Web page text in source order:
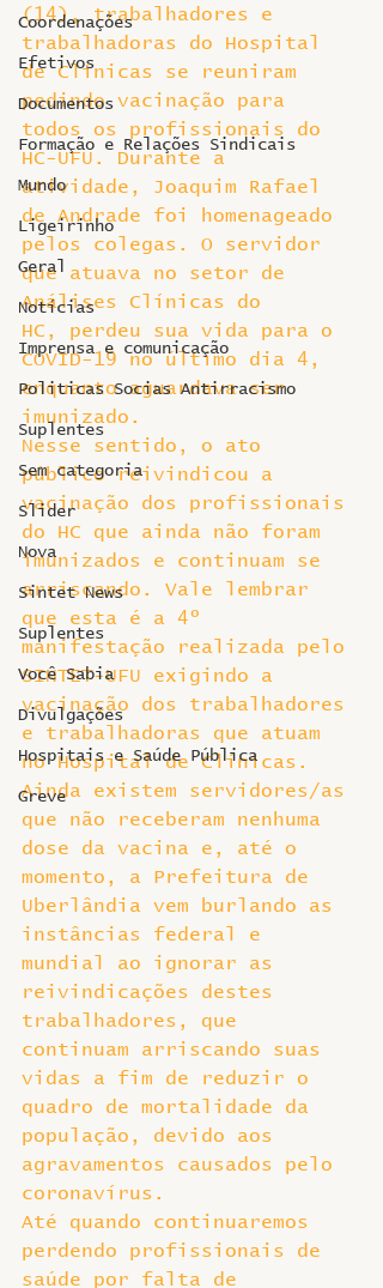
Coordenações
Efetivos
Documentos
Formação e Relações Sindicais
Mundo
Ligeirinho
Geral
Notícias
Imprensa e comunicação
Politicas Socias Antirracismo
Suplentes
Sem categoria
Slider
Nova
Sintet News
Suplentes
Você Sabia
Divulgações
Hospitais e Saúde Pública
Greve
(14), trabalhadores e
trabalhadoras do Hospital
de Clínicas se reuniram
pedindo vacinação para
todos os profissionais do
HC-UFU. Durante a
atividade, Joaquim Rafael
de Andrade foi homenageado
pelos colegas. O servidor
que atuava no setor de
Análises Clínicas do
HC, perdeu sua vida para o
COVID-19 no último dia 4,
enquanto aguardava ser
imunizado.
Nesse sentido, o ato
público reivindicou a
vacinação dos profissionais
do HC que ainda não foram
imunizados e continuam se
arriscando. Vale lembrar
que esta é a 4º
manifestação realizada pelo
SINTET-UFU exigindo a
vacinação dos trabalhadores
e trabalhadoras que atuam
no Hospital de Clínicas.
Ainda existem servidores/as
que não receberam nenhuma
dose da vacina e, até o
momento, a Prefeitura de
Uberlândia vem burlando as
instâncias federal e
mundial ao ignorar as
reivindicações destes
trabalhadores, que
continuam arriscando suas
vidas a fim de reduzir o
quadro de mortalidade da
população, devido aos
agravamentos causados pelo
coronavírus.
Até quando continuaremos
perdendo profissionais de
saúde por falta de